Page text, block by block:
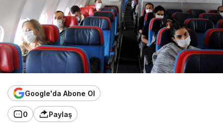
Google'da Abone Ol
0 Paylaş